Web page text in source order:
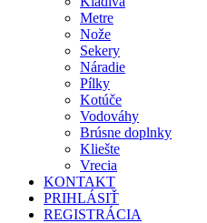
Metre
Nože
Sekery
Náradie
Pílky
Kotúče
Vodováhy
Brúsne doplnky
Kliešte
Vrecia
KONTAKT
PRIHLÁSIŤ
REGISTRÁCIA